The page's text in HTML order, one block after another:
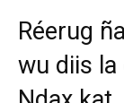
Réerug
wu diis la